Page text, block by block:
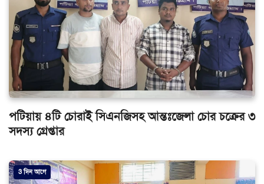
পটিয়ায় ৪টি চোরাই সিএনজিসহ আন্তঃজেলা চোর চক্রের ৩
সদস্য গ্রেপ্তার
3 দিন আগে